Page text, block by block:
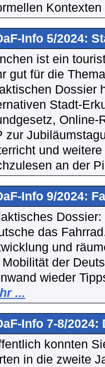
Info 5/2024:
ist ein
gut für die
Dossier
Stadt-
Online-
zur
und
an der
Info 9/2024:
das
und
Mobilität der
wieder
...
Info 7-8/
konnten
in die zweite